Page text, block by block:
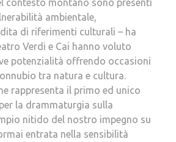
contesto montano sono presenti
ambientale,
di riferimenti culturali – ha
Verdi e Cai hanno voluto
potenzialità offrendo occasioni
tra natura e cultura.
rappresenta il primo ed unico
la drammaturgia sulla
nitido del nostro impegno su
entrata nella sensibilità